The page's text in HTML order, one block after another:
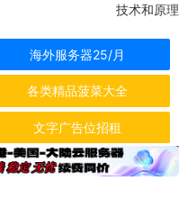
技术和原理
海外服务器25/月
各类精品菠菜大全
文字广告位招租